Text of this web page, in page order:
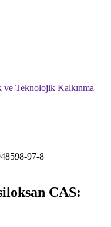
ve Teknolojik Kalkınma
97-8
CAS: